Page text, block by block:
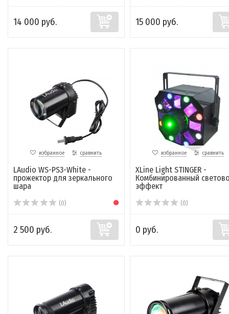
14 000 руб. 15 000 руб.
избранное сравнить
LAudio WS-PS3-White -
прожектор для зеркального
шара
(0)
2 500 руб.
избранное сравнить
XLine Light STINGER -
Комбинированный
эффект
(0)
0 руб.